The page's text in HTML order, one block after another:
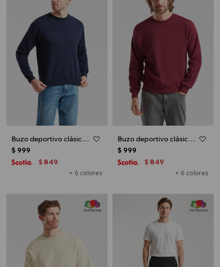
Buzo deportivo clásico escote redondo - UNISEX - Azul marino
+ 6 colores
$ 999
$ 849
Buzo deportivo clásico escote redondo - UNISEX - Bordo
+ 6 colores
$ 999
$ 849